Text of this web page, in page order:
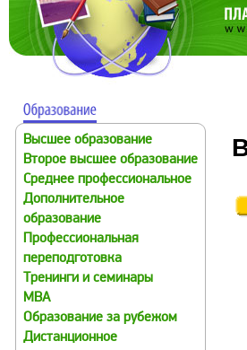
Высшее образование
Второе высшее образование
Среднее профессиональное
Дополнительное
образование
Профессиональная
переподготовка
Тренинги и семинары
MBA
Образование за рубежом
Дистанционное